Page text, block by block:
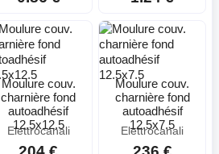
Moulure couv.
charnière fond
autoadhésif
12.5x12.5
Elettrocanali
Moulure couv.
charnière fond
autoadhésif
12.5x7.5
Elettrocanali